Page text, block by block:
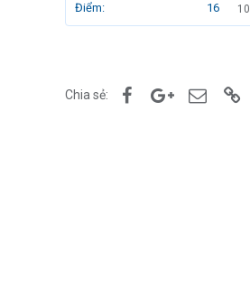
Điểm
16
Chia sẻ: FacebookGoogle+Email